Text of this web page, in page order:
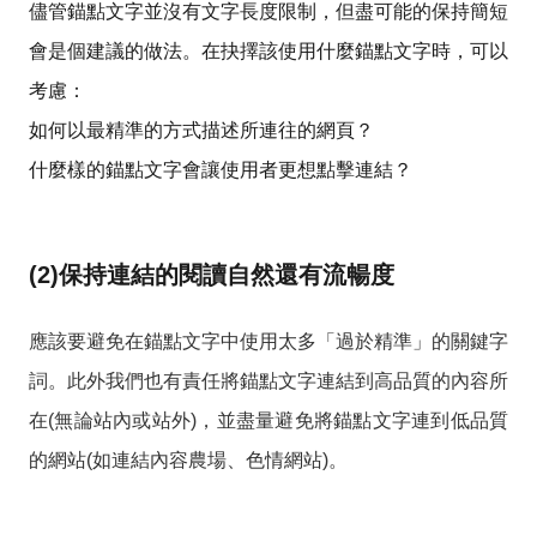
儘管錨點文字並沒有文字長度限制，但盡可能的保持簡短
會是個建議的做法。在抉擇該使用什麼錨點文字時，可以
考慮：
如何以最精準的方式描述所連往的網頁？
什麼樣的錨點文字會讓使用者更想點擊連結？
(2)保持連結的閱讀自然還有流暢度
應該要避免在錨點文字中使用太多「過於精準」的關鍵字
詞。此外我們也有責任將錨點文字連結到高品質的內容所
在(無論站內或站外)，並盡量避免將錨點文字連到低品質
的網站(如連結內容農場、色情網站)。